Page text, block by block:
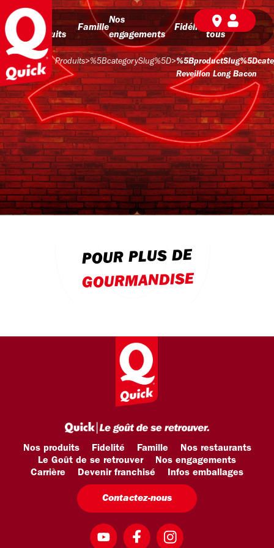
Nos
produits
Famille
Nos
engagements
Fidélité
BD pour
tous
Produits>%5BcategorySlug%5D>
Reveillon Long Bacon
POUR PLUS DE
GOURMANDISE
Nos produits Fidelité Famille
Nos restaurants
Le Goût de se retrouver
Nos engagements
Carrière
Devenir franchisé Infos emballages
Contactez-nous